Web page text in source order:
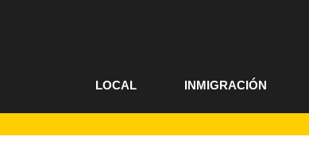
LOCAL INMIGRACIÓN